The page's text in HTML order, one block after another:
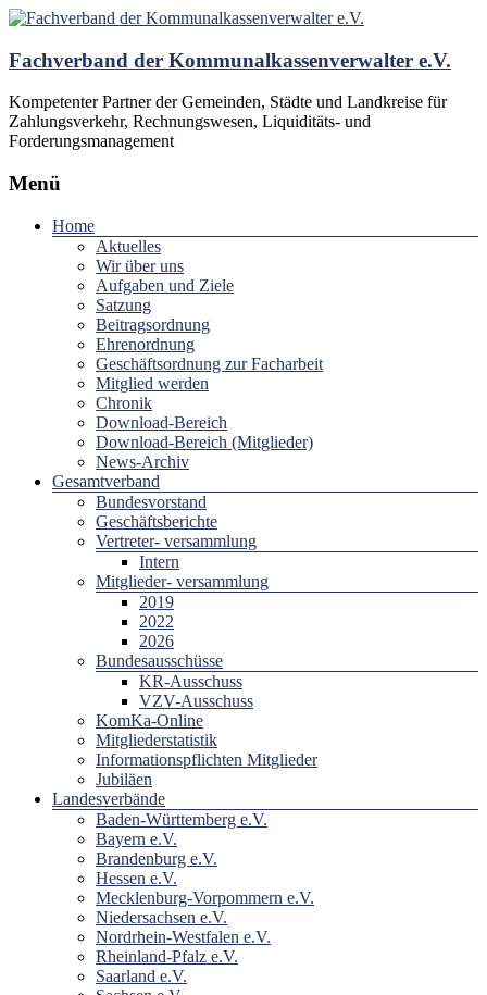
Fachverband der Kommunalkassenverwalter e.V.
Kompetenter Partner der Gemeinden, Städte und Landkreise für
Zahlungsverkehr, Rechnungswesen, Liquiditäts- und
Forderungsmanagement
Menü
Home
Aktuelles
Wir über uns
Aufgaben und Ziele
Satzung
Beitragsordnung
Ehrenordnung
Geschäftsordnung zur Facharbeit
Mitglied werden
Chronik
Download-Bereich
Download-Bereich (Mitglieder)
News-Archiv
Gesamtverband
Bundesvorstand
Geschäftsberichte
Vertreter- versammlung
Intern
Mitglieder- versammlung
2019
2022
2026
Bundesausschüsse
KR-Ausschuss
VZV-Ausschuss
KomKa-Online
Mitgliederstatistik
Informationspflichten Mitglieder
Jubiläen
Landesverbände
Baden-Württemberg e.V.
Bayern e.V.
Brandenburg e.V.
Hessen e.V.
Mecklenburg-Vorpommern e.V.
Niedersachsen e.V.
Nordrhein-Westfalen e.V.
Rheinland-Pfalz e.V.
Saarland e.V.